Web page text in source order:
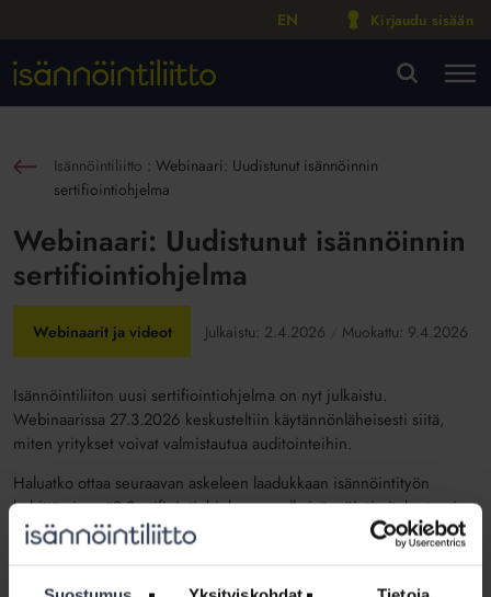
EN Kirjaudu sisään
Isännöintiliitto :Webinaari: Uudistunut isännöinnin
sertifiointiohjelma
Webinaari: Uudistunut isännöinnin
sertifiointiohjelma
Webinaarit ja videot Julkaistu: 2.4.2026 Muokattu: 9.4.2026
Isännöintiliiton uusi sertifiointiohjelma on nyt julkaistu.
Webinaarissa 27.3.2026 keskusteltiin käytännönläheisesti siitä,
miten yritykset voivat valmistautua auditointeihin.
Haluatko ottaa seuraavan askeleen laadukkaan isännöintityön
kehittämisessä? Sertifiointiohjelman avulla isännöintiyritykset voivat
osoittaa työnsä laadun ja luotettavuuden sekä kehittää omaa
toimintaansa. Sertifiointiin liittyy paljon sääntöjä, mutta sen ei